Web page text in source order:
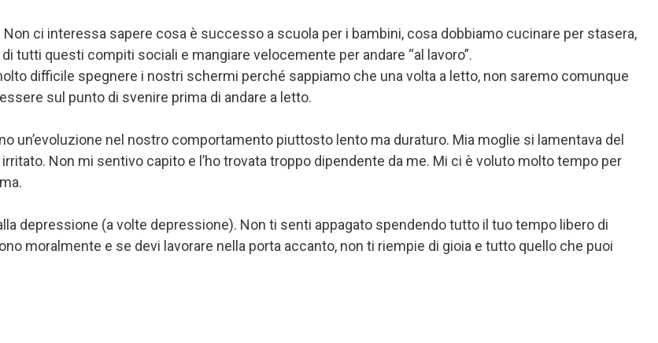
ci interessa sapere cosa è successo a scuola per i bambini, cosa dobbiamo cucinare per stasera,
tutti questi compiti sociali e mangiare velocemente per andare “al lavoro”.
difficile spegnere i nostri schermi perché sappiamo che una volta a letto, non saremo comunque
sul punto di svenire prima di andare a letto.
un’evoluzione nel nostro comportamento piuttosto lento ma duraturo. Mia moglie si lamentava del
Non mi sentivo capito e l’ho trovata troppo dipendente da me. Mi ci è voluto molto tempo per
depressione (a volte depressione). Non ti senti appagato spendendo tutto il tuo tempo libero di
moralmente e se devi lavorare nella porta accanto, non ti riempie di gioia e tutto quello che puoi